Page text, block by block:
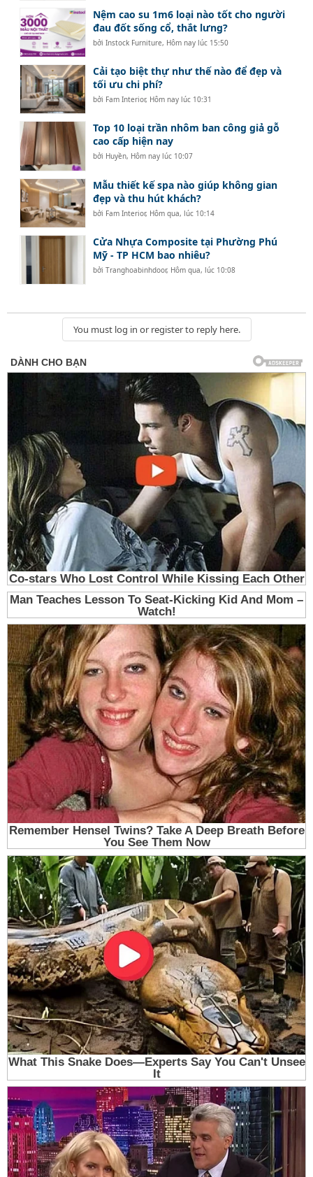
Nệm cao su 1m6 loại nào tốt cho người
đau đốt sống cổ, thắt lưng?
bởiInstock Furniture, Hôm nay lúc 15:50
Cải tạo biệt thự như thế nào để đẹp và
tối ưu chi phí?
bởi Fam Interior, Hôm nay lúc 10:31
Top 10 loại trần nhôm ban công giả gỗ
cao cấp hiện nay
bởi Huyền, Hôm nay lúc 10:07
Mẫu thiết kế spa nào giúp không gian
đẹp và thu hút khách?
bởi Fam Interior, Hôm qua, lúc 10:14
Cửa Nhựa Composite tại Phường Phú
Mỹ - TP HCM bao nhiêu?
bởiTranghoabinhdoor, Hôm qua, lúc 10:08
You must log in or register to reply here.